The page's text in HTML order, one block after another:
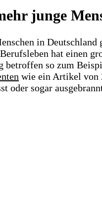
junge
in
hat einen
so zum
wie ein Artikel von
oder sogar